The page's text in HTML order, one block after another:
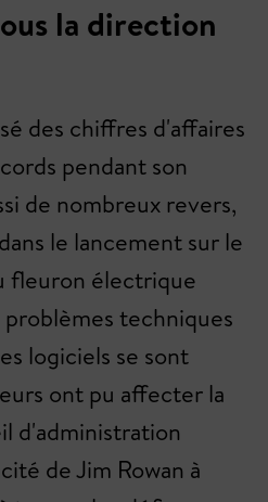
la direction
des chiffres d'affaires
pendant son
de nombreux revers,
le lancement sur le
fleuron électrique
techniques
logiciels se sont
ont pu affecter la
d'administration
de Jim Rowan à